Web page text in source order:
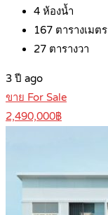
4 ห้องน้ำ
167 ตารางเมตร
27 ตารางวา
3 ปี ago
ขาย For Sale
2,490,000฿